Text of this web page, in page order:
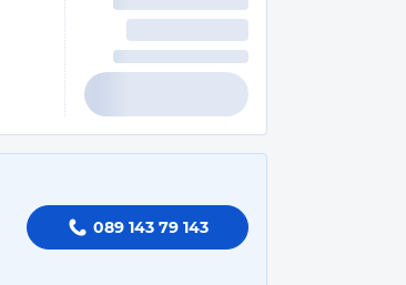
089 143 79 143